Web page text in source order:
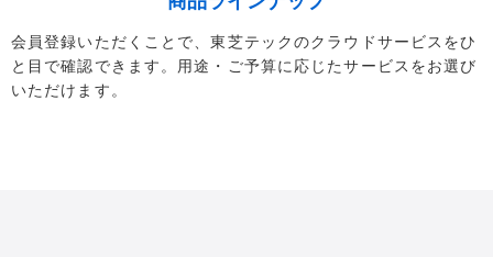
会員登録いただくことで、東芝テックのクラウドサービスをひ
と目で確認できます。用途・ご予算に応じたサービスをお選び
いただけます。